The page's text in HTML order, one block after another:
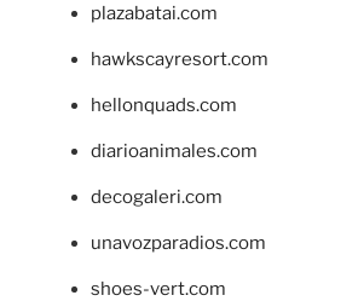
plazabatai.com
hawkscayresort.com
hellonquads.com
diarioanimales.com
decogaleri.com
unavozparadios.com
shoes-vert.com